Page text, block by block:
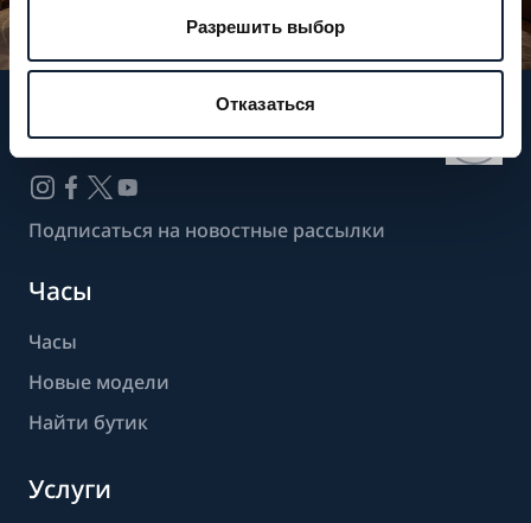
Разрешить выбор
Отказаться
Подписаться на новостные рассылки
Часы
Часы
Новые модели
Найти бутик
Услуги